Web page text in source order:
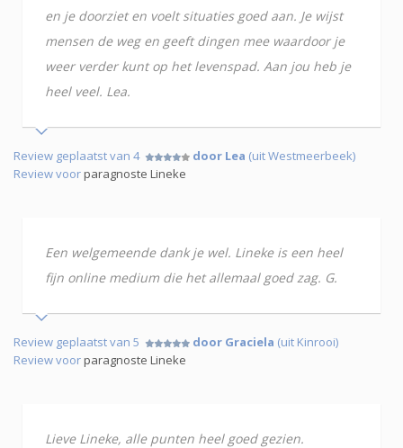
en je doorziet en voelt situaties goed aan. Je wijst
mensen de weg en geeft dingen mee waardoor je
weer verder kunt op het levenspad. Aan jou heb je
heel veel. Lea.
Review geplaatst van 4 door Lea (uit Westmeerbeek)
Review voorparagnoste Lineke
Een welgemeende dank je wel. Lineke is een heel
fijn online medium die het allemaal goed zag. G.
Review geplaatst van 5 door Graciela (uit Kinrooi)
Review voorparagnoste Lineke
Lieve Lineke, alle punten heel goed gezien.